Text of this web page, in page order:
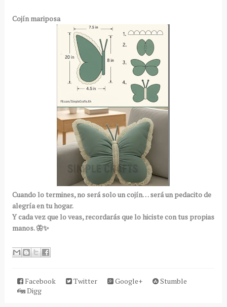
Cojín mariposa
Cuando lo termines, no será solo un cojín… será un pedacito de
alegría en tu hogar.
Y cada vez que lo veas, recordarás que lo hiciste con tus propias
manos. 🦋✨
Facebook Twitter Google+
Stumble
Digg